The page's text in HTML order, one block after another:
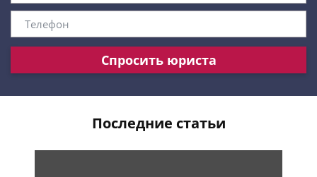
Спросить юриста
Последние статьи